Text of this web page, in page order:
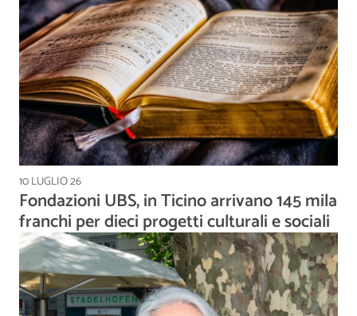
10 LUGLIO 26
Fondazioni UBS, in Ticino arrivano 145 mila
franchi per dieci progetti culturali e sociali